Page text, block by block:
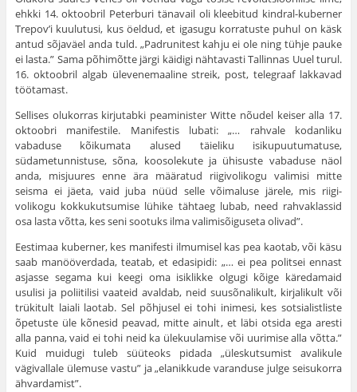
ehkki 14. oktoobril Peterburi tänavail oli kleebitud kindral-kuberner
Trepov’i kuulutusi, kus öeldud, et igasugu korratuste puhul on käsk
antud sõjaväel anda tuld. „Padrunitest kahju ei ole ning tühje pauke
ei lasta.” Sama põhimõtte järgi käidigi näh­tavasti Tallinnas Uuel turul.
16. oktoobril algab ülevenemaaline streik, post, telegraaf lakkavad
töötamast.
Sellises olukorras kirjutabki peaminister Witte nõudel keiser alla 17.
oktoobri manifestile. Manifestis lubati: „… rahvale kodanliku
vabaduse kõikumata alused täieliku isikupuutumatuse,
südametunnistuse, sõna, koosolekute ja ühisuste vabaduse näol
anda, misjuures enne ära määratud riigivolikogu valimisi mitte
seisma ei jäeta, vaid juba nüüd selle võimaluse järele, mis riigi­
volikogu kokkukutsumise lühike tähtaeg lubab, need rahvaklassid
osa lasta võtta, kes seni sootuks ilma valimisõiguseta olivad”.
Eestimaa kuberner, kes manifesti ilmumisel kas pea kaotab, või käsu
saab manööverdada, teatab, et edasipidi: „… ei pea politsei ennast
asjasse segama kui keegi oma isiklikke olgugi kõige käredamaid
usulisi ja poliitilisi vaateid avaldab, neid suusõnalikult, kirjalikult või
trükitult laiali laotab. Sel põhjusel ei tohi inimesi, kes sotsialistliste
õpetuste üle kõnesid peavad, mitte ainult, et läbi otsida ega aresti
alla panna, vaid ei tohi neid ka ülekuulamise või uurimise alla võtta.”
Kuid muidugi tuleb süüteoks pidada „üleskutsumist avalikule
vägivallale ülemuse vastu” ja „elanikkude varanduse julge seisukorra
ähvardamist”.